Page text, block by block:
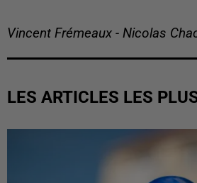
Vincent Frémeaux - Nicolas
LES ARTICLES LES